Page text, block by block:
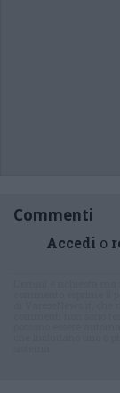
Commenti
Accedi o